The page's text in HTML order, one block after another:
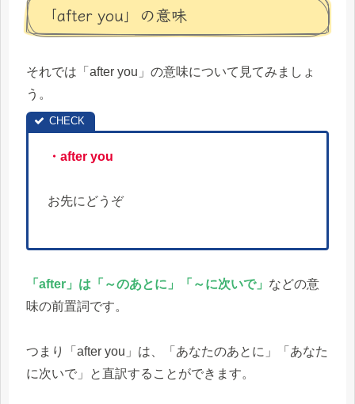
「after you」の意味
それでは「after you」の意味について見てみましょ
う。
・after you
お先にどうぞ
「after」は「～のあとに」「～に次いで」 などの意
味の前置詞です。
つまり「after you」は、「あなたのあとに」「あなた
に次いで」と直訳することができます。